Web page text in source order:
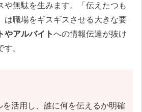
や無駄を生みます。「伝えたつも
は職場をギスギスさせる大きな要
やアルバイトへの情報伝達が抜け
。
を活用し、誰に何を伝えるか明確